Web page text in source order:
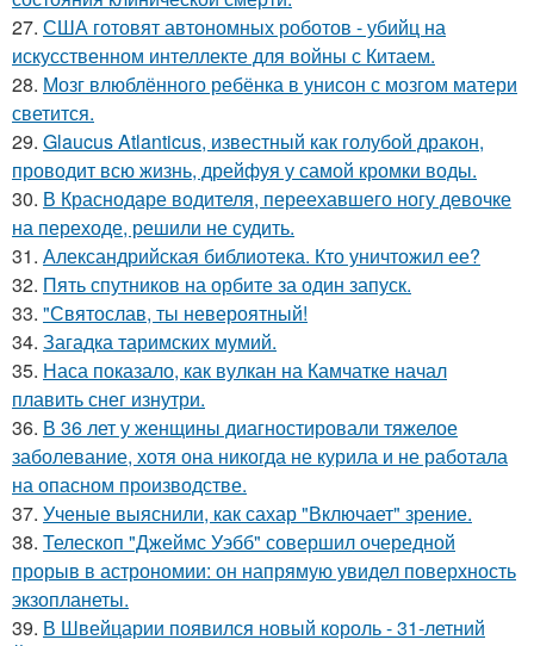
27. США готовят автономных роботов - убийц на
искусственном интеллекте для войны с Китаем.
28. Мозг влюблённого ребёнка в унисон с мозгом матери
светится.
29. Glaucus Atlanticus, известный как голубой дракон,
проводит всю жизнь, дрейфуя у самой кромки воды.
30. В Краснодаре водителя, переехавшего ногу девочке
на переходе, решили не судить.
31. Александрийская библиотека. Кто уничтожил ее?
32. Пять спутников на орбите за один запуск.
33. "Святослав, ты невероятный!
34. Загадка таримских мумий.
35. Наса показало, как вулкан на Камчатке начал
плавить снег изнутри.
36. В 36 лет у женщины диагностировали тяжелое
заболевание, хотя она никогда не курила и не работала
на опасном производстве.
37. Ученые выяснили, как сахар "Включает" зрение.
38. Телескоп "Джеймс Уэбб" совершил очередной
прорыв в астрономии: он напрямую увидел поверхность
экзопланеты.
39. В Швейцарии появился новый король - 31-летний